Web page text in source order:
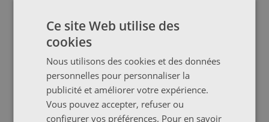
Ce site Web utilise des
cookies
Nous utilisons des cookies et des données
personnelles pour personnaliser la
publicité et améliorer votre expérience.
Vous pouvez accepter, refuser ou
configurer vos préférences. Pour en savoir